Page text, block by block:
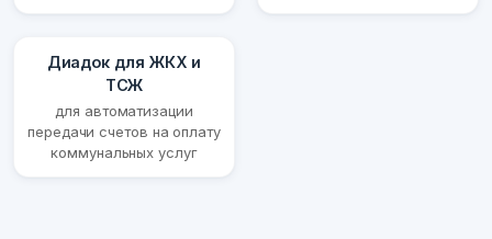
Диадок для ЖКХ и
ТСЖ
для автоматизации
передачи счетов на оплату
коммунальных услуг